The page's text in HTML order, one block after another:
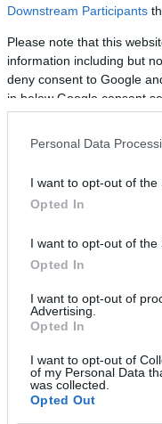
Downstream Participants
Please note that this
information including but
deny consent to Google
in below Google consent
Personal Data
I want to opt-out of the
Opted In
I want to opt-out of the
Opted In
I want to opt-out of
Advertising.
Opted In
I want to opt-out of
of my Personal Data
was collected.
Opted Out